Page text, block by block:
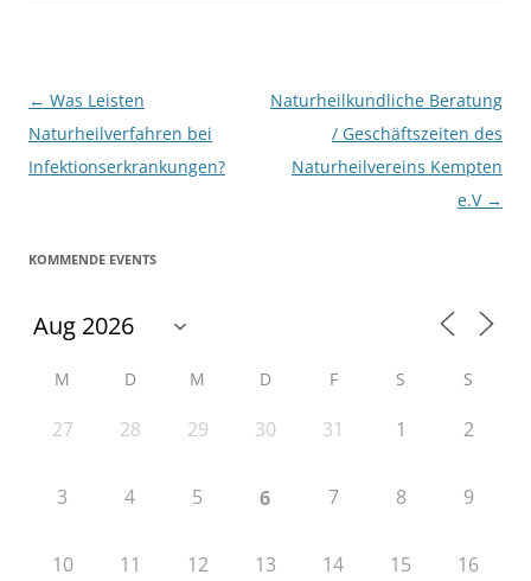
Beitragsnavigation
← Was Leisten
Naturheilverfahren bei
Infektionserkrankungen?
Naturheilkundliche Beratung
/ Geschäftszeiten des
Naturheilvereins Kempten
e.V →
KOMMENDE EVENTS
M D M D F S S
27 28 29 30 31 1 2
3 4 5 6 7 8 9
10 11 12 13 14 15 16